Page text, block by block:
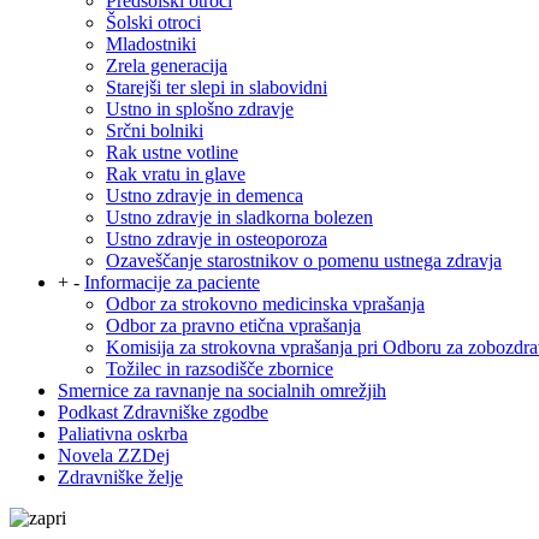
Šolski otroci
Mladostniki
Zrela generacija
Starejši ter slepi in slabovidni
Ustno in splošno zdravje
Srčni bolniki
Rak ustne votline
Rak vratu in glave
Ustno zdravje in demenca
Ustno zdravje in sladkorna bolezen
Ustno zdravje in osteoporoza
Ozaveščanje starostnikov o pomenu ustnega zdravja
+ - Informacije za paciente
Odbor za strokovno medicinska vprašanja
Odbor za pravno etična vprašanja
Komisija za strokovna vprašanja pri Odboru za
Tožilec in razsodišče zbornice
Smernice za ravnanje na socialnih omrežjih
Podkast Zdravniške zgodbe
Paliativna oskrba
Novela ZZDej
Zdravniške želje